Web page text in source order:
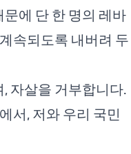
에 단 한 명의 레바
속되도록 내버려 두
자살을 거부합니다.
서, 저와 우리 국민